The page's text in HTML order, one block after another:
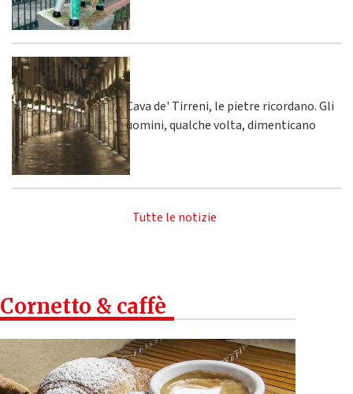
Cava de' Tirreni, le pietre ricordano. Gli
uomini, qualche volta, dimenticano
Tutte le notizie
Cornetto & caffè